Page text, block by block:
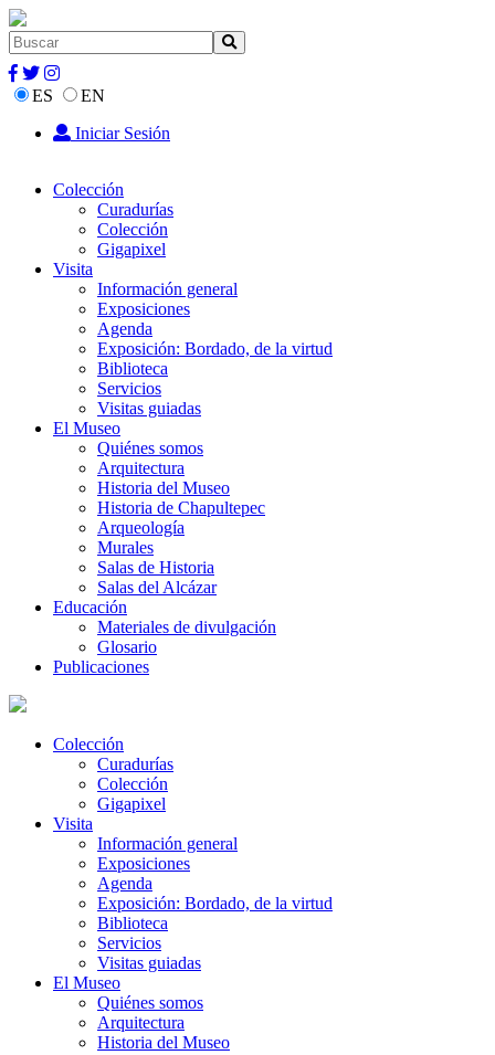
ES
EN
Iniciar Sesión
Colección
Curadurías
Colección
Gigapixel
Visita
Información general
Exposiciones
Agenda
Exposición: Bordado, de la virtud
Biblioteca
Servicios
Visitas guiadas
El Museo
Quiénes somos
Arquitectura
Historia del Museo
Historia de Chapultepec
Arqueología
Murales
Salas de Historia
Salas del Alcázar
Educación
Materiales de divulgación
Glosario
Publicaciones
Colección
Curadurías
Colección
Gigapixel
Visita
Información general
Exposiciones
Agenda
Exposición: Bordado, de la virtud
Biblioteca
Servicios
Visitas guiadas
El Museo
Quiénes somos
Arquitectura
Historia del Museo